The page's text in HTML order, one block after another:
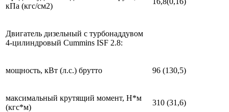
кПа (кгс/см2)
Двигатель дизельный с турбонаддувом
4-цилиндровый Cummins ISF 2.8:
мощность, кВт (л.с.) брутто 96 (130,5)
максимальный крутящий момент, Н*м
(кгс*м)
310 (31,6)